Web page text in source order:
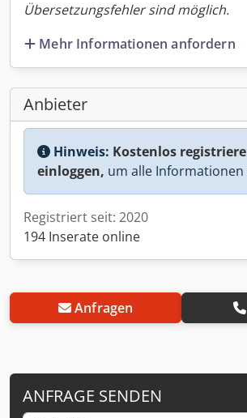
Übersetzungsfehler sind möglich.
Mehr Informationen anfordern
Anbieter
Hinweis: Kostenlos
einloggen, um alle
Registriert seit: 2020
194 Inserate online
Anfragen
ANFRAGE SENDEN